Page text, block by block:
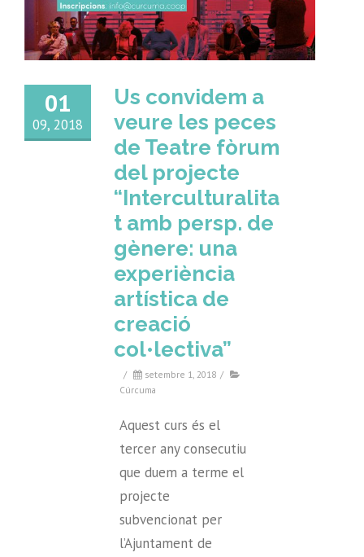
01
09, 2018
Us convidem a
veure les peces
de Teatre fòrum
del projecte
“Interculturalita
t amb persp. de
gènere: una
experiència
artística de
creació
col•lectiva”
/ setembre 1, 2018 /
Cúrcuma
Aquest curs és el
tercer any consecutiu
que duem a terme el
projecte
subvencionat per
l’Ajuntament de